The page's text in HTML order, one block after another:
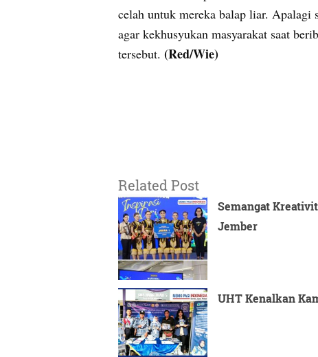
celah untuk mereka balap liar. Apalagi
agar kekhusyukan masyarakat saat
tersebut. (Red/Wie)
Related Post
Semangat
Jember
UHT Kenalkan